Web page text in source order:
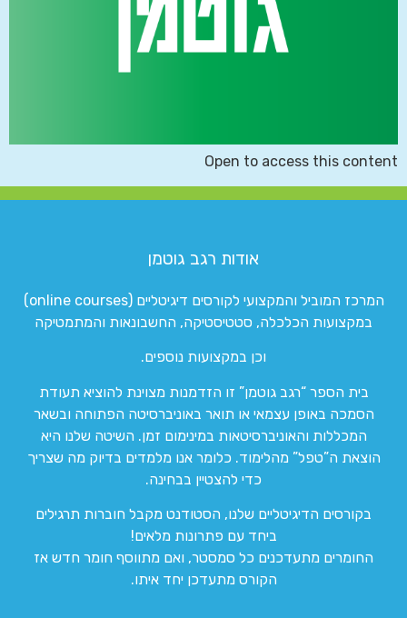
Open to access this content
אודות רגב גוטמן
המרכז המוביל והמקצועי לקורסים דיגיטליים (online courses)
במקצועות הכלכלה, סטטיסטיקה, החשבונאות והמתמטיקה
וכן במקצועות נוספים.
בית הספר “רגב גוטמן” זו הזדמנות מצוינת להוציא תעודת
הסמכה באופן עצמאי או תואר באוניברסיטה הפתוחה ובשאר
המכללות והאוניברסיטאות במינימום זמן. השיטה שלנו היא
הוצאת ה”טפל” מהלימוד. כלומר אנו מלמדים בדיוק מה שצריך
כדי להצטיין בבחינה.
בקורסים הדיגיטליים שלנו, הסטודנט מקבל חוברות תרגילים
ביחד עם פתרונות מלאים!
החומרים מתעדכנים כל סמסטר, ואם מתווסף חומר חדש אז
הקורס מתעדכן יחד איתו.